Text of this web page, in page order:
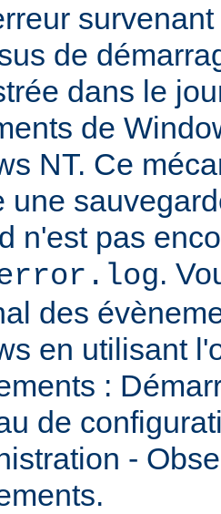
de
dans le
de
NT. Ce
une
n'est pas
.
des
en utilisant
:
de
-